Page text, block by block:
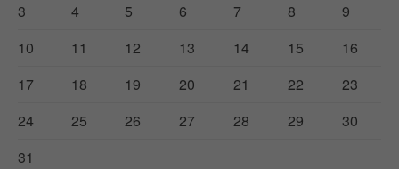
3
4 5 6 7 8
9
10
11 12 13 14 15
16
17
18 19 20 21 22
23
24
25 26 27 28 29
30
31